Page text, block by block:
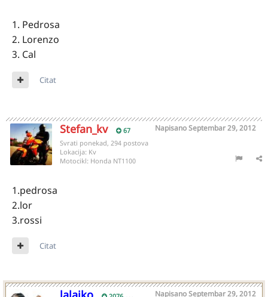
1. Pedrosa
2. Lorenzo
3. Cal
Citat
Stefan_kv 67 NapisanoSeptembar 29, 2012
Svrati ponekad, 294 postova
Lokacija: Kv
Motocikl: Honda NT1100
1.pedrosa
2.lor
3.rossi
Citat
NapisanoSeptembar 29, 2012